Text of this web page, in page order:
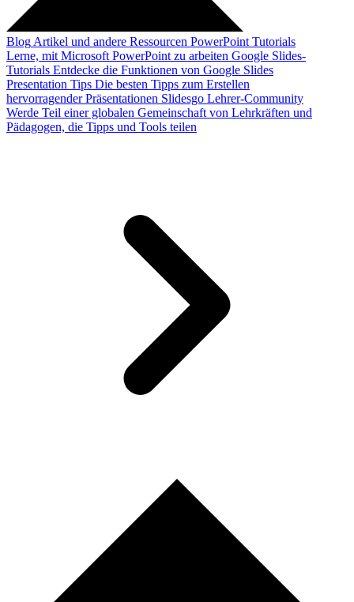
Blog Artikel und andere Ressourcen PowerPoint Tutorials
Lerne, mit Microsoft PowerPoint zu arbeiten Google Slides-
Tutorials Entdecke die Funktionen von Google Slides
Presentation Tips Die besten Tipps zum Erstellen
hervorragender Präsentationen Slidesgo Lehrer-Community
Werde Teil einer globalen Gemeinschaft von Lehrkräften und
Pädagogen, die Tipps und Tools teilen